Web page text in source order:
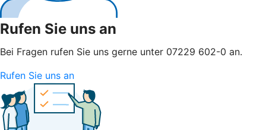
Rufen Sie uns an
Bei Fragen rufen Sie uns gerne unter 07229 602-0 an.
Rufen Sie uns an